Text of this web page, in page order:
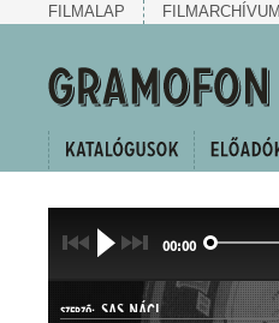
FILMALAP FILMARCHÍVUM
00:00
SZERZŐ: SAS NÁCI